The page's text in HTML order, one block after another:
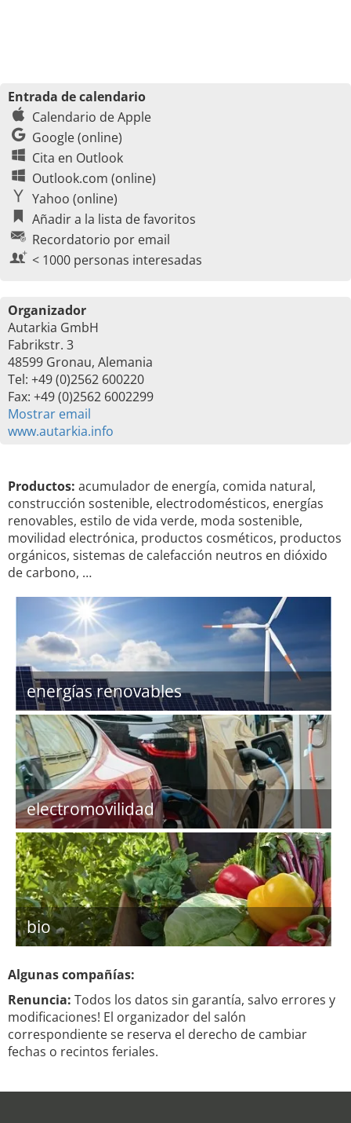
Entrada de calendario
Calendario de Apple
Google (online)
Cita en Outlook
Outlook.com (online)
Yahoo (online)
Añadir a la lista de favoritos
Recordatorio por email
< 1000 personas interesadas
Organizador
Autarkia GmbH
Fabrikstr. 3
48599 Gronau, Alemania
Tel: +49 (0)2562 600220
Fax: +49 (0)2562 6002299
Mostrar email
www.autarkia.info
Productos: acumulador de energía, comida natural,
construcción sostenible, electrodomésticos, energías
renovables, estilo de vida verde, moda sostenible,
movilidad electrónica, productos cosméticos, productos
orgánicos, sistemas de calefacción neutros en dióxido
de carbono, …
energías renovables
electromovilidad
bio
Algunas compañías:
Renuncia: Todos los datos sin garantía, salvo errores y
modificaciones! El organizador del salón
correspondiente se reserva el derecho de cambiar
fechas o recintos feriales.